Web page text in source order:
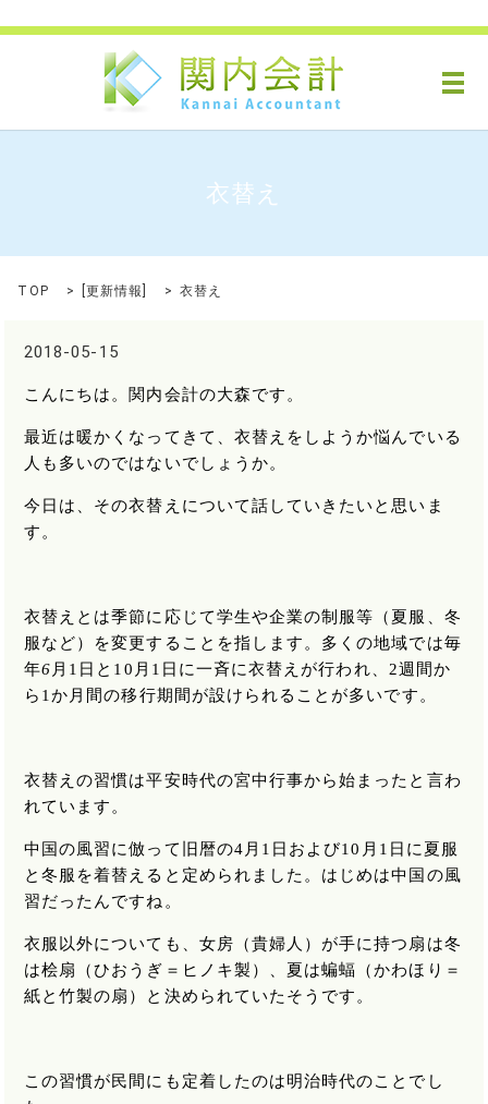
メ
衣替え
TOP 更新情報 衣替え
2018-05-15
こんにちは。関内会計の大森です。
最近は暖かくなってきて、衣替えをしようか悩んでいる
人も多いのではないでしょうか。
今日は、その衣替えについて話していきたいと思いま
す。
衣替えとは季節に応じて学生や企業の制服等（夏服、冬
服など）を変更することを指します。多くの地域では毎
年6月 1 日と 10 月 1 日に一斉に衣替えが行われ、 2週間か
ら 1か月間の移行期間が設けられることが多いです。
衣替えの習慣は平安時代の宮中行事から始まったと言わ
れています。
中国の風習に倣って旧暦の4月 1 日および10 月 1 日に夏服
と冬服を着替えると定められました。はじめは中国の風
習だったんですね。
衣服以外についても、女房（貴婦人）が手に持つ扇は冬
は桧扇（ひおうぎ＝ヒノキ製）、夏は蝙蝠（かわほり＝
紙と竹製の扇）と決められていたそうです。
この習慣が民間にも定着したのは明治時代のことでし